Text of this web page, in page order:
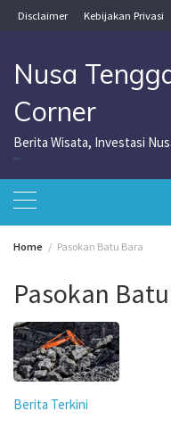
Skip
to
Disclaimer Kebijakan Privasi
Nusa
Corner
Berita Wisata, Investasi
Home Pasokan Batu Bara
Pasokan
Berita Terkini